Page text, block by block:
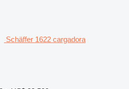
Schäffer 1622 cargadora